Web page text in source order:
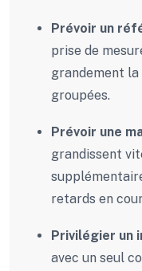
Prévoir un
prise de
grandement la
groupées.
Prévoir une
grandissent
retards en
Privilégier un
avec un seul